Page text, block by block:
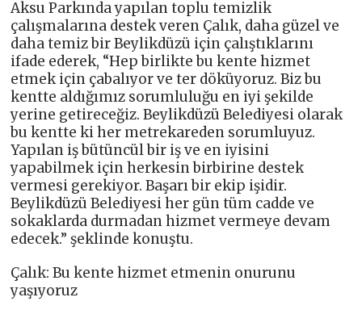
Aksu Parkında yapılan toplu temizlik
çalışmalarına destek veren Çalık, daha güzel ve
daha temiz bir Beylikdüzü için çalıştıklarını
ifade ederek, “Hep birlikte bu kente hizmet
etmek için çabalıyor ve ter döküyoruz. Biz bu
kentte aldığımız sorumluluğu en iyi şekilde
yerine getireceğiz. Beylikdüzü Belediyesi olarak
bu kentte ki her metrekareden sorumluyuz.
Yapılan iş bütüncül bir iş ve en iyisini
yapabilmek için herkesin birbirine destek
vermesi gerekiyor. Başarı bir ekip işidir.
Beylikdüzü Belediyesi her gün tüm cadde ve
sokaklarda durmadan hizmet vermeye devam
edecek.” şeklinde konuştu.
Çalık: Bu kente hizmet etmenin onurunu
yaşıyoruz